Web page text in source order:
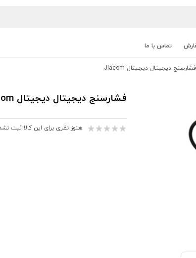
تماس با ما
فشارسنج دیجیتال دیجیتال Jiacom
فشارسنج دیجیتال دیجیتال Jiacom
هنوز نظری برای این کالا ثبت